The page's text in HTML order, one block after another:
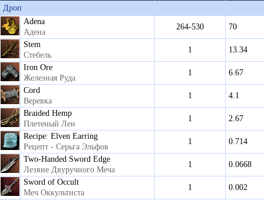
Дроп
Adena
Адена
264-530
70
Stem
Стебель
1
13.34
Iron Ore
Железная Руда
1
6.67
Cord
Веревка
1
4.1
Braided Hemp
Плетеный Лен
1
2.67
Recipe: Elven Earring
Рецепт - Серьга Эльфов
1
0.714
Two-Handed Sword Edge
Лезвие Двуручного Меча
1
0.0668
Sword of Occult
Меч Оккультиста
1
0.002